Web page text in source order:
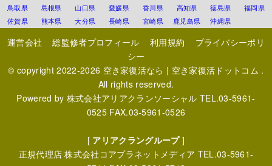
鳥取県
島根県 山口県 愛媛県 香川県 高知県 徳島県
福岡県
佐賀県
熊本県 大分県 長崎県 宮崎県 鹿児島県 沖縄県
運営会社 総監修者プロフィール 利用規約
プライバシーポリ
シー
© copyright 2022-2026 空き家復活なら | 空き家復活ドットコム .
All rights reserved.
Powered by 株式会社アリアクランソーシャル TEL.03-5961-
0525 FAX.03-5961-0526
[ アリアクラングループ]
正規代理店株式会社コアプラネットメディア TEL.03-5961-